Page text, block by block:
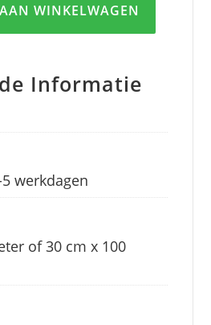
WINKELWAGEN
Informatie
werkdagen
of 30 cm x 100